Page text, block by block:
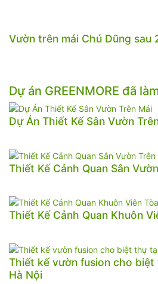
Vườn trên mái Chú Dũng sau
Dự án GREENMORE đã
Dự Án Thiết Kế Sân Vườn
Thiết Kế Cảnh Quan Sân
Thiết Kế Cảnh Quan Khuôn
Thiết kế vườn fusion cho
Hà Nội